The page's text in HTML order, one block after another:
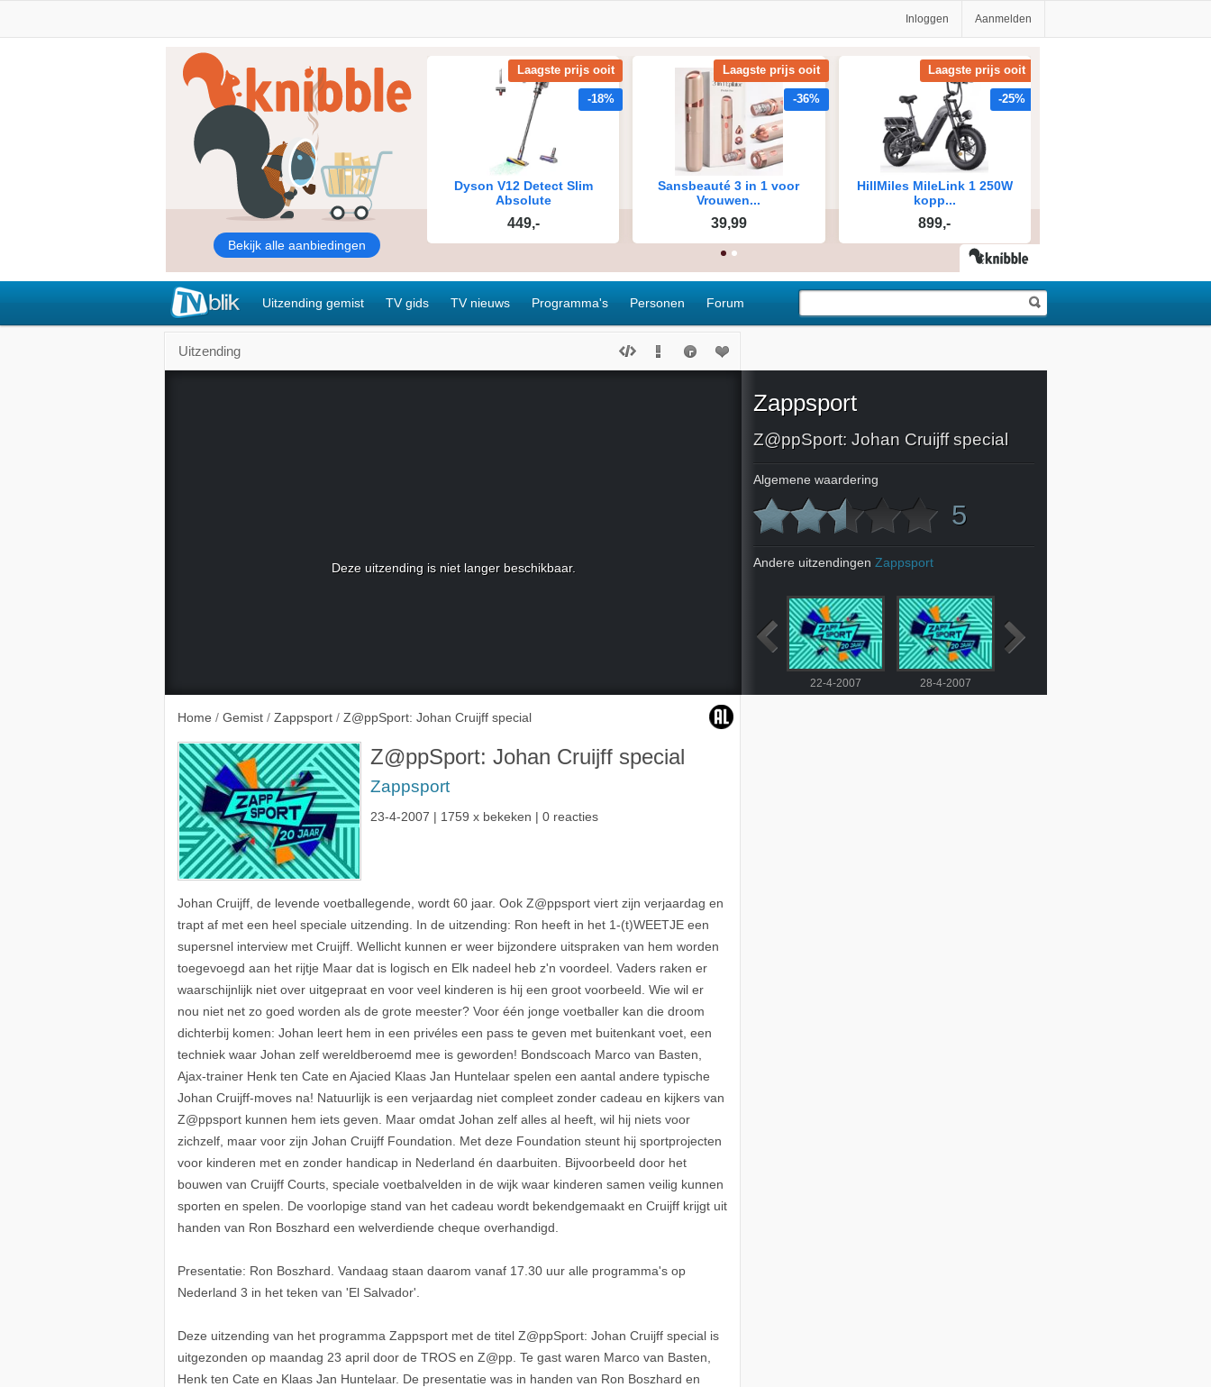
Inloggen Aanmelden
Uitzending gemist TV gids TV nieuws Programma's Personen Forum
Uitzending
Deze uitzending is niet langer beschikbaar.
Home / Gemist / Zappsport / Z@ppSport: Johan Cruijff special
Z@ppSport: Johan Cruijff special
Zappsport
23-4-2007 | 1759 x bekeken | 0 reacties
Johan Cruijff, de levende voetballegende, wordt 60 jaar. Ook Z@ppsport viert zijn verjaardag en
trapt af met een heel speciale uitzending. In de uitzending: Ron heeft in het 1-(t)WEETJE een
supersnel interview met Cruijff. Wellicht kunnen er weer bijzondere uitspraken van hem worden
toegevoegd aan het rijtje Maar dat is logisch en Elk nadeel heb z'n voordeel. Vaders raken er
waarschijnlijk niet over uitgepraat en voor veel kinderen is hij een groot voorbeeld. Wie wil er
nou niet net zo goed worden als de grote meester? Voor één jonge voetballer kan die droom
dichterbij komen: Johan leert hem in een privéles een pass te geven met buitenkant voet, een
techniek waar Johan zelf wereldberoemd mee is geworden! Bondscoach Marco van Basten,
Ajax-trainer Henk ten Cate en Ajacied Klaas Jan Huntelaar spelen een aantal andere typische
Johan Cruijff-moves na! Natuurlijk is een verjaardag niet compleet zonder cadeau en kijkers van
Z@ppsport kunnen hem iets geven. Maar omdat Johan zelf alles al heeft, wil hij niets voor
zichzelf, maar voor zijn Johan Cruijff Foundation. Met deze Foundation steunt hij sportprojecten
voor kinderen met en zonder handicap in Nederland én daarbuiten. Bijvoorbeeld door het
bouwen van Cruijff Courts, speciale voetbalvelden in de wijk waar kinderen samen veilig kunnen
sporten en spelen. De voorlopige stand van het cadeau wordt bekendgemaakt en Cruijff krijgt uit
handen van Ron Boszhard een welverdiende cheque overhandigd.
Presentatie: Ron Boszhard. Vandaag staan daarom vanaf 17.30 uur alle programma's op
Nederland 3 in het teken van 'El Salvador'.
Deze uitzending van het programma Zappsport met de titel Z@ppSport: Johan Cruijff special is
uitgezonden op maandag 23 april door de TROS en Z@pp. Te gast waren Marco van Basten,
Henk ten Cate en Klaas Jan Huntelaar. De presentatie was in handen van Ron Boszhard en
Zappsport
Z@ppSport: Johan Cruijff special
Algemene waardering
5
Andere uitzendingen Zappsport
22-4-2007 28-4-2007